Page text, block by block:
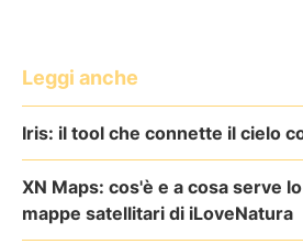
Leggi anche
Iris: il tool che connette il cielo
XN Maps: cos'è e a cosa serve
mappe satellitari di iLoveNatura